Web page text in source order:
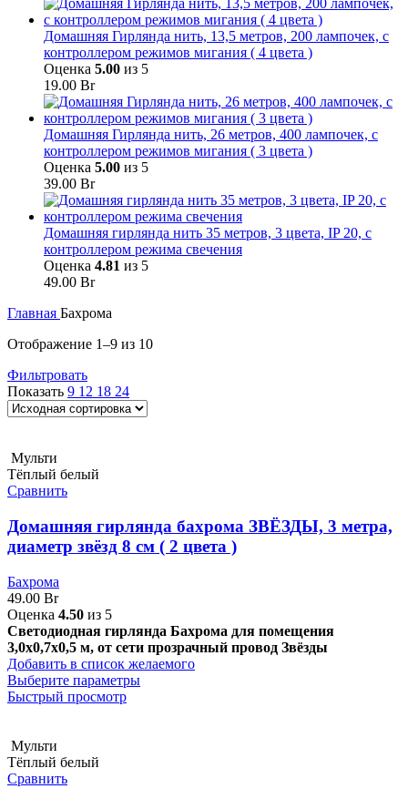
Домашняя Гирлянда нить, 13,5 метров, 200 лампочек, с
контроллером режимов мигания ( 4 цвета )
Оценка 5.00 из 5
19.00 Br
Домашняя Гирлянда нить, 26 метров, 400 лампочек, с
контроллером режимов мигания ( 3 цвета )
Оценка 5.00 из 5
39.00 Br
Домашняя гирлянда нить 35 метров, 3 цвета, IP 20, с
контроллером режима свечения
Оценка 4.81 из 5
49.00 Br
Главная Бахрома
Отображение 1–9 из 10
Фильтровать
Показать 9 12 18 24
Мульти
Тёплый белый
Сравнить
Домашняя гирлянда бахрома ЗВЁЗДЫ, 3 метра,
диаметр звёзд 8 см ( 2 цвета )
Бахрома
49.00 Br
Оценка 4.50 из 5
Светодиодная гирлянда Бахрома для помещения
3,0х0,7х0,5 м, от сети прозрачный провод Звёзды
Добавить в список желаемого
Выберите параметры
Быстрый просмотр
Мульти
Тёплый белый
Сравнить